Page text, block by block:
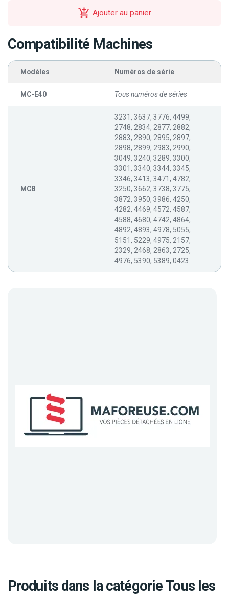
Ajouter au panier
Compatibilité Machines
Modèles Numéros de série
MC-E40 Tous numéros de séries
MC8
3231, 3637, 3776, 4499,
2748, 2834, 2877, 2882,
2883, 2890, 2895, 2897,
2898, 2899, 2983, 2990,
3049, 3240, 3289, 3300,
3301, 3340, 3344, 3345,
3346, 3413, 3471, 4782,
3250, 3662, 3738, 3775,
3872, 3950, 3986, 4250,
4282, 4469, 4572, 4587,
4588, 4680, 4742, 4864,
4892, 4893, 4978, 5055,
5151, 5229, 4975, 2157,
2329, 2468, 2863, 2725,
4976, 5390, 5389, 0423
Produits dans la catégorie Tous les